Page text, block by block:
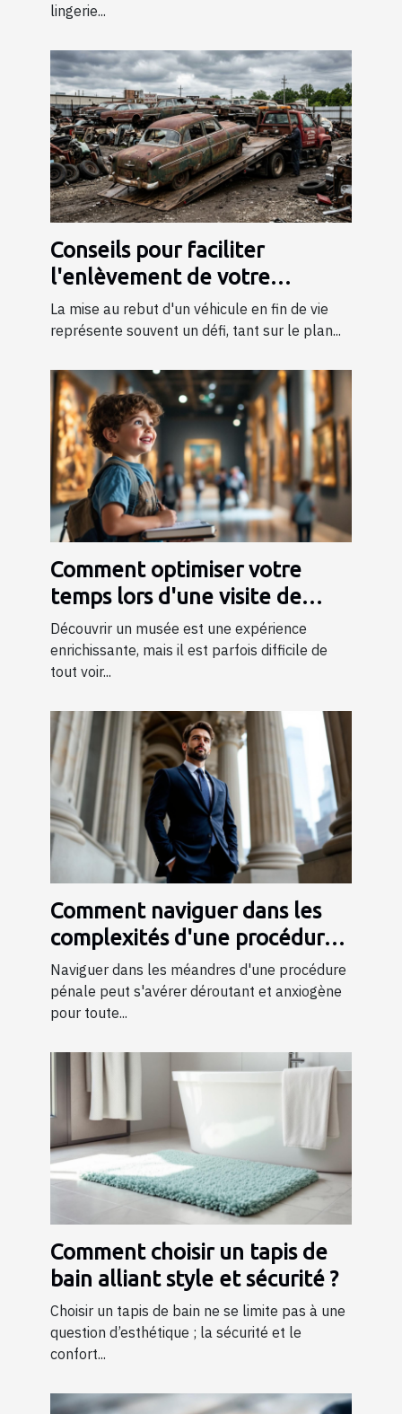
lingerie...
Conseils pour faciliter
l'enlèvement de votre
véhicule en fin de vie
La mise au rebut d'un véhicule en fin de vie
représente souvent un défi, tant sur le plan...
Comment optimiser votre
temps lors d'une visite de
musée ?
Découvrir un musée est une expérience
enrichissante, mais il est parfois difficile de
tout voir...
Comment naviguer dans les
complexités d'une procédure
pénale ?
Naviguer dans les méandres d'une procédure
pénale peut s'avérer déroutant et anxiogène
pour toute...
Comment choisir un tapis de
bain alliant style et sécurité ?
Choisir un tapis de bain ne se limite pas à une
question d’esthétique ; la sécurité et le
confort...